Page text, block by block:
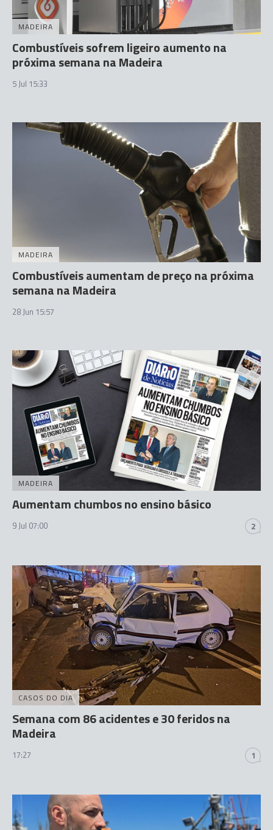
MADEIRA
Combustíveis sofrem ligeiro aumento na
próxima semana na Madeira
5 Jul 15:33
MADEIRA
Combustíveis aumentam de preço na próxima
semana na Madeira
28 Jun 15:57
MADEIRA
Aumentam chumbos no ensino básico
9 Jul 07:00 2
CASOS DO DIA
Semana com 86 acidentes e 30 feridos na
Madeira
17:27 1